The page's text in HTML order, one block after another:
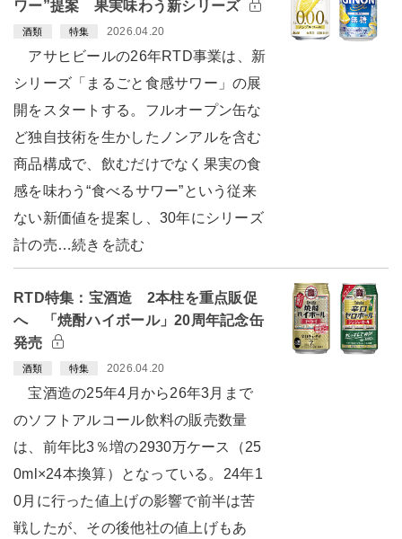
ワー”提案 果実味わう新シリーズ
酒類 特集 2026.04.20
アサヒビールの26年RTD事業は、新
シリーズ「まるごと食感サワー」の展
開をスタートする。フルオープン缶な
ど独自技術を生かしたノンアルを含む
商品構成で、飲むだけでなく果実の食
感を味わう“食べるサワー”という従来
ない新価値を提案し、30年にシリーズ
計の売…続きを読む
RTD特集：宝酒造 2本柱を重点販促
へ 「焼酎ハイボール」20周年記念缶
発売
酒類 特集 2026.04.20
宝酒造の25年4月から26年3月まで
のソフトアルコール飲料の販売数量
は、前年比3％増の2930万ケース（25
0ml×24本換算）となっている。24年1
0月に行った値上げの影響で前半は苦
戦したが、その後他社の値上げもあ